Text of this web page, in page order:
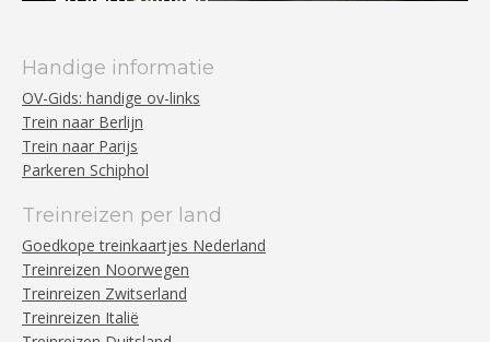
Handige informatie
OV-Gids: handige ov-links
Trein naar Berlijn
Trein naar Parijs
Parkeren Schiphol
Treinreizen per land
Goedkope treinkaartjes Nederland
Treinreizen Noorwegen
Treinreizen Zwitserland
Treinreizen Italië